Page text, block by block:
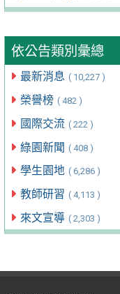
依公告類別彙總
最新消息 ( 10,227 )
榮譽榜 ( 482 )
國際交流 ( 222 )
綠園新聞 ( 408 )
學生園地 ( 6,286 )
教師研習 ( 4,113 )
來文宣導 ( 2,303 )